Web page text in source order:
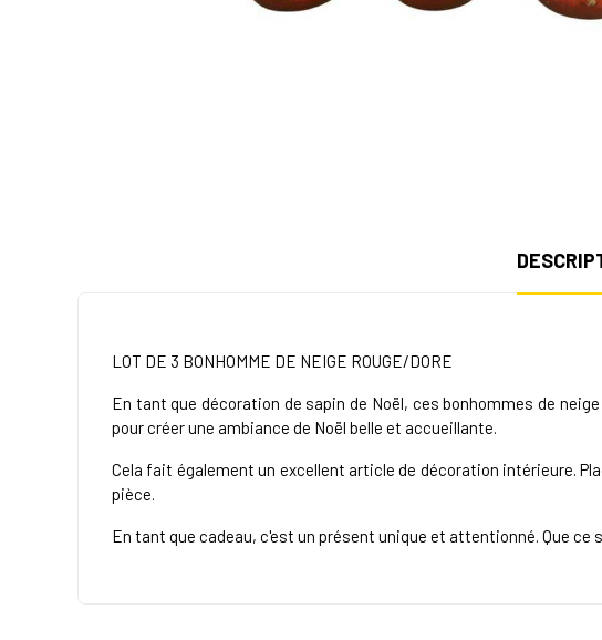
LOT DE 3 BONHOMME DE NEIGE ROUGE/DORE
En tant que décoration de sapin de Noël, ces bonhommes de
pour créer une ambiance de Noël belle et accueillante.
Cela fait également un excellent article de décoration intérieure.
pièce.
En tant que cadeau, c'est un présent unique et attentionné. Que ce